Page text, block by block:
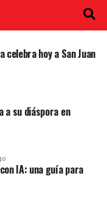
celebra hoy a San Juan
a su diáspora en
IA: una guía para